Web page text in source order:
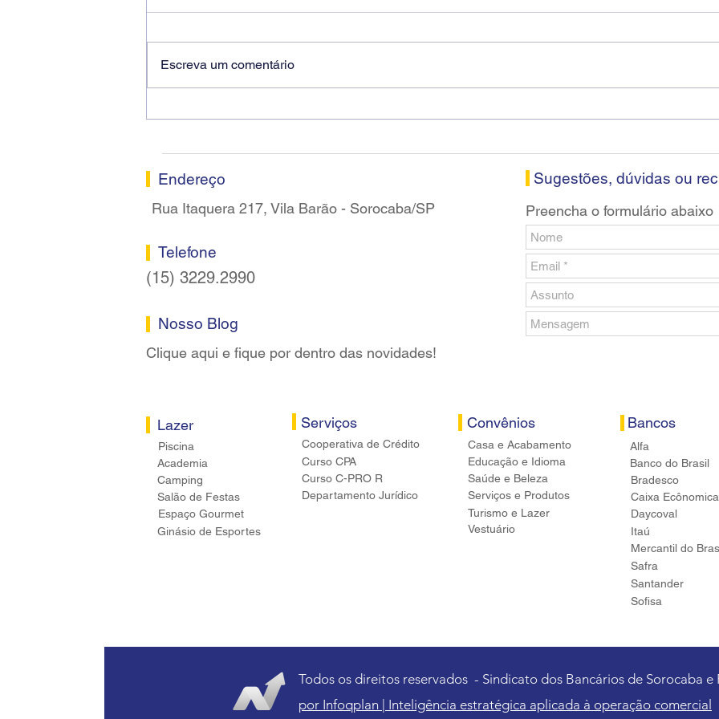
Escreva um comentário
Endereço
Rua Itaquera 217, Vila Barão - Sorocaba/SP
Telefone
(15) 3229.2990
Nosso Blog
Clique aqui e fique por dentro das novidades!
Lazer
Piscina
Academia
Camping
Salão de Festas
Espaço Gourmet
Ginásio de Esportes
Serviços
Cooperativa de Crédito
Curso CPA
Curso C-PRO R
Departamento Jurídico
Sugestões, dúvidas ou
Preencha o formulário abaixo
Convênios
Casa e Acabamento
Educação e Idioma
Saúde e Beleza
Serviços e Produtos
Turismo e Lazer
Vestuário
Bancos
Alfa
Banco do Brasil
Bradesco
Caixa
Daycoval
Itaú
Mercantil do
Safra
Santander
Sofisa
Todos os direitos reservados - Sindicato dos Bancários de Sorocaba
por Infoqplan | Inteligência estratégica aplicada à operação comercial